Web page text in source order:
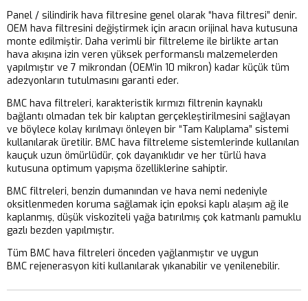
Panel / silindirik hava filtresine genel olarak “hava filtresi” denir.
OEM hava filtresini değiştirmek için aracın orijinal hava kutusuna
monte edilmiştir. Daha verimli bir filtreleme ile birlikte artan
hava akışına izin veren yüksek performanslı malzemelerden
yapılmıştır ve 7 mikrondan (OEM’in 10 mikron) kadar küçük tüm
adezyonların tutulmasını garanti eder.
BMC hava filtreleri, karakteristik kırmızı filtrenin kaynaklı
bağlantı olmadan tek bir kalıptan gerçekleştirilmesini sağlayan
ve böylece kolay kırılmayı önleyen bir “Tam Kalıplama” sistemi
kullanılarak üretilir. BMC hava filtreleme sistemlerinde kullanılan
kauçuk uzun ömürlüdür, çok dayanıklıdır ve her türlü hava
kutusuna optimum yapışma özelliklerine sahiptir.
BMC filtreleri, benzin dumanından ve hava nemi nedeniyle
oksitlenmeden koruma sağlamak için epoksi kaplı alaşım ağ ile
kaplanmış, düşük viskoziteli yağa batırılmış çok katmanlı pamuklu
gazlı bezden yapılmıştır.
Tüm BMC hava filtreleri önceden yağlanmıştır ve uygun
BMC rejenerasyon kiti kullanılarak yıkanabilir ve yenilenebilir.